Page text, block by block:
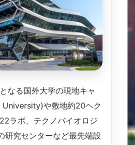
なる国外大学の現地キャ
University)や敷地約20ヘク
ラボ、テクノバイオロジ
研究センターなど最先端設